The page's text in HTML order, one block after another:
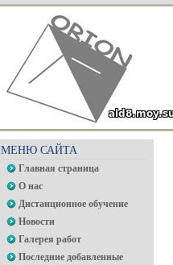
МЕНЮ САЙТА
Главная страница
О нас
Дистанционное обучение
Новости
Галерея работ
Последние добавленные